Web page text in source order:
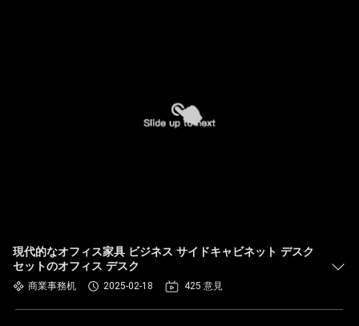
現代的なオフィス家具 ビジネス サイドキャビネット デスク
セットのオフィス デスク
商業事務机 2025-02-18 425 意見